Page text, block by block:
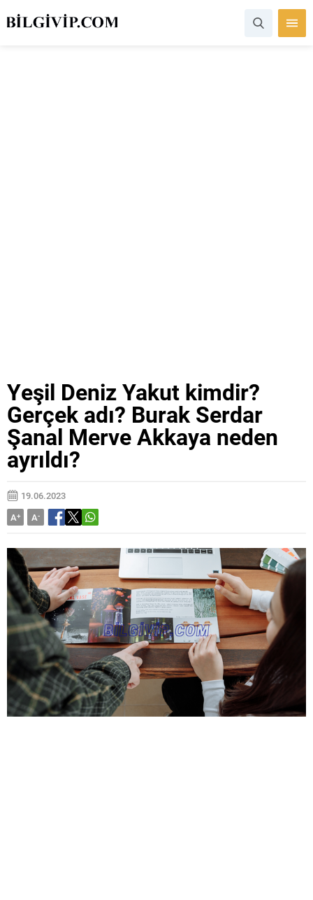
Yeşil Deniz Yakut kimdir?
Gerçek adı? Burak Serdar
Şanal Merve Akkaya neden
ayrıldı?
19.06.2023
A+ A-